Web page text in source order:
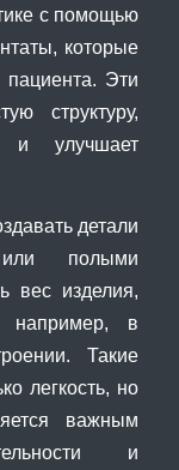
с помощью
которые
Эти
структуру,
и улучшает
детали
полыми
вес изделия,
например, в
Такие
легкость, но
важным
и